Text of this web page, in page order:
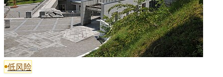
低风险